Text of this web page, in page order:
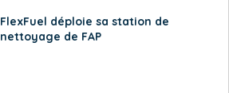
FlexFuel déploie sa station de
nettoyage de FAP